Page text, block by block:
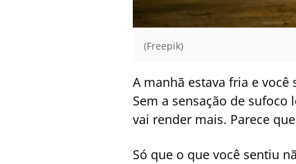
(Freepik)
A manhã estava fria e
Sem a sensação de
vai render mais. Parece
Só que o que você sentiu